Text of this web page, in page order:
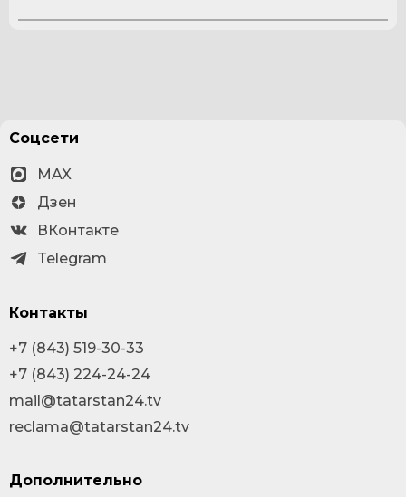
Соцсети
MAX
Дзен
ВКонтакте
Telegram
Контакты
+7 (843) 519-30-33
+7 (843) 224-24-24
mail@tatarstan24.tv
reclama@tatarstan24.tv
Дополнительно